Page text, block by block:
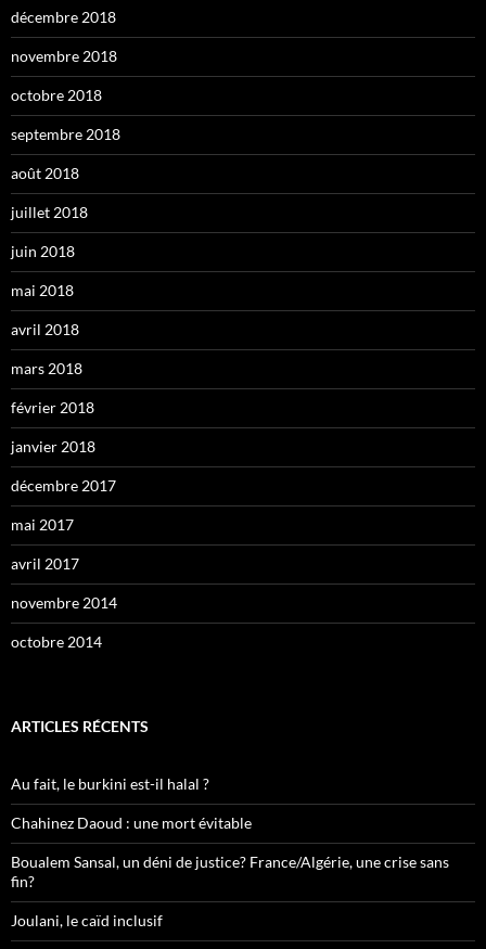
décembre 2018
novembre 2018
octobre 2018
septembre 2018
août 2018
juillet 2018
juin 2018
mai 2018
avril 2018
mars 2018
février 2018
janvier 2018
décembre 2017
mai 2017
avril 2017
novembre 2014
octobre 2014
ARTICLES RÉCENTS
Au fait, le burkini est-il halal ?
Chahinez Daoud : une mort évitable
Boualem Sansal, un déni de justice? France/Algérie, une crise sans
fin?
Joulani, le caïd inclusif